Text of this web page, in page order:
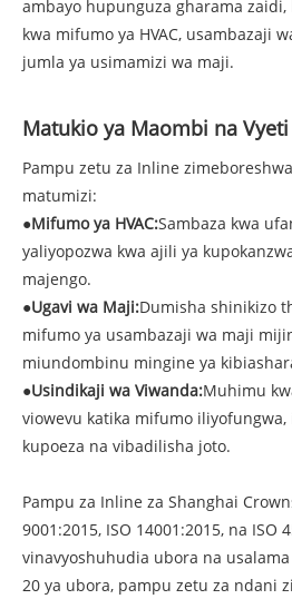
ambayo hupunguza gharama
kwa mifumo ya HVAC, usambazaji
jumla ya usimamizi wa maji.
Matukio ya Maombi na Vyeti
Pampu zetu za Inline
matumizi:
●Mifumo ya HVAC:Sambaza kwa
yaliyopozwa kwa ajili ya
majengo.
●Ugavi wa Maji:Dumisha shinikizo
mifumo ya usambazaji wa maji
miundombinu mingine ya
●Usindikaji wa Viwanda:Muhimu
viowevu katika mifumo
kupoeza na vibadilisha joto.
Pampu za Inline za Shanghai
9001:2015, ISO 14001:2015, na ISO
vinavyoshuhudia ubora na
20 ya ubora, pampu zetu za ndani